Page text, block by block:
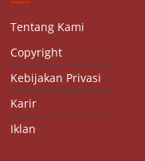
Tentang Kami
Copyright
Kebijakan Privasi
Karir
Iklan